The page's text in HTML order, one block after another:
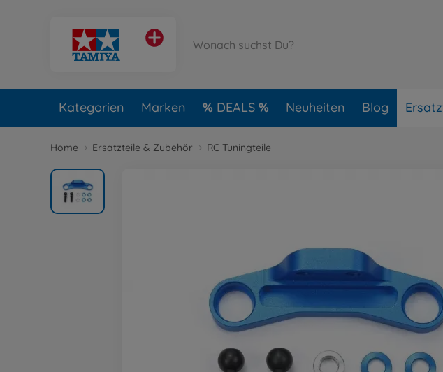
Kategorien Marken DEALS Neuheiten Blog
Home Ersatzteile & Zubehör RC Tuningteile